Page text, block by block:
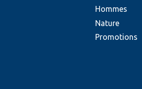
Hommes
Nature
Promotions